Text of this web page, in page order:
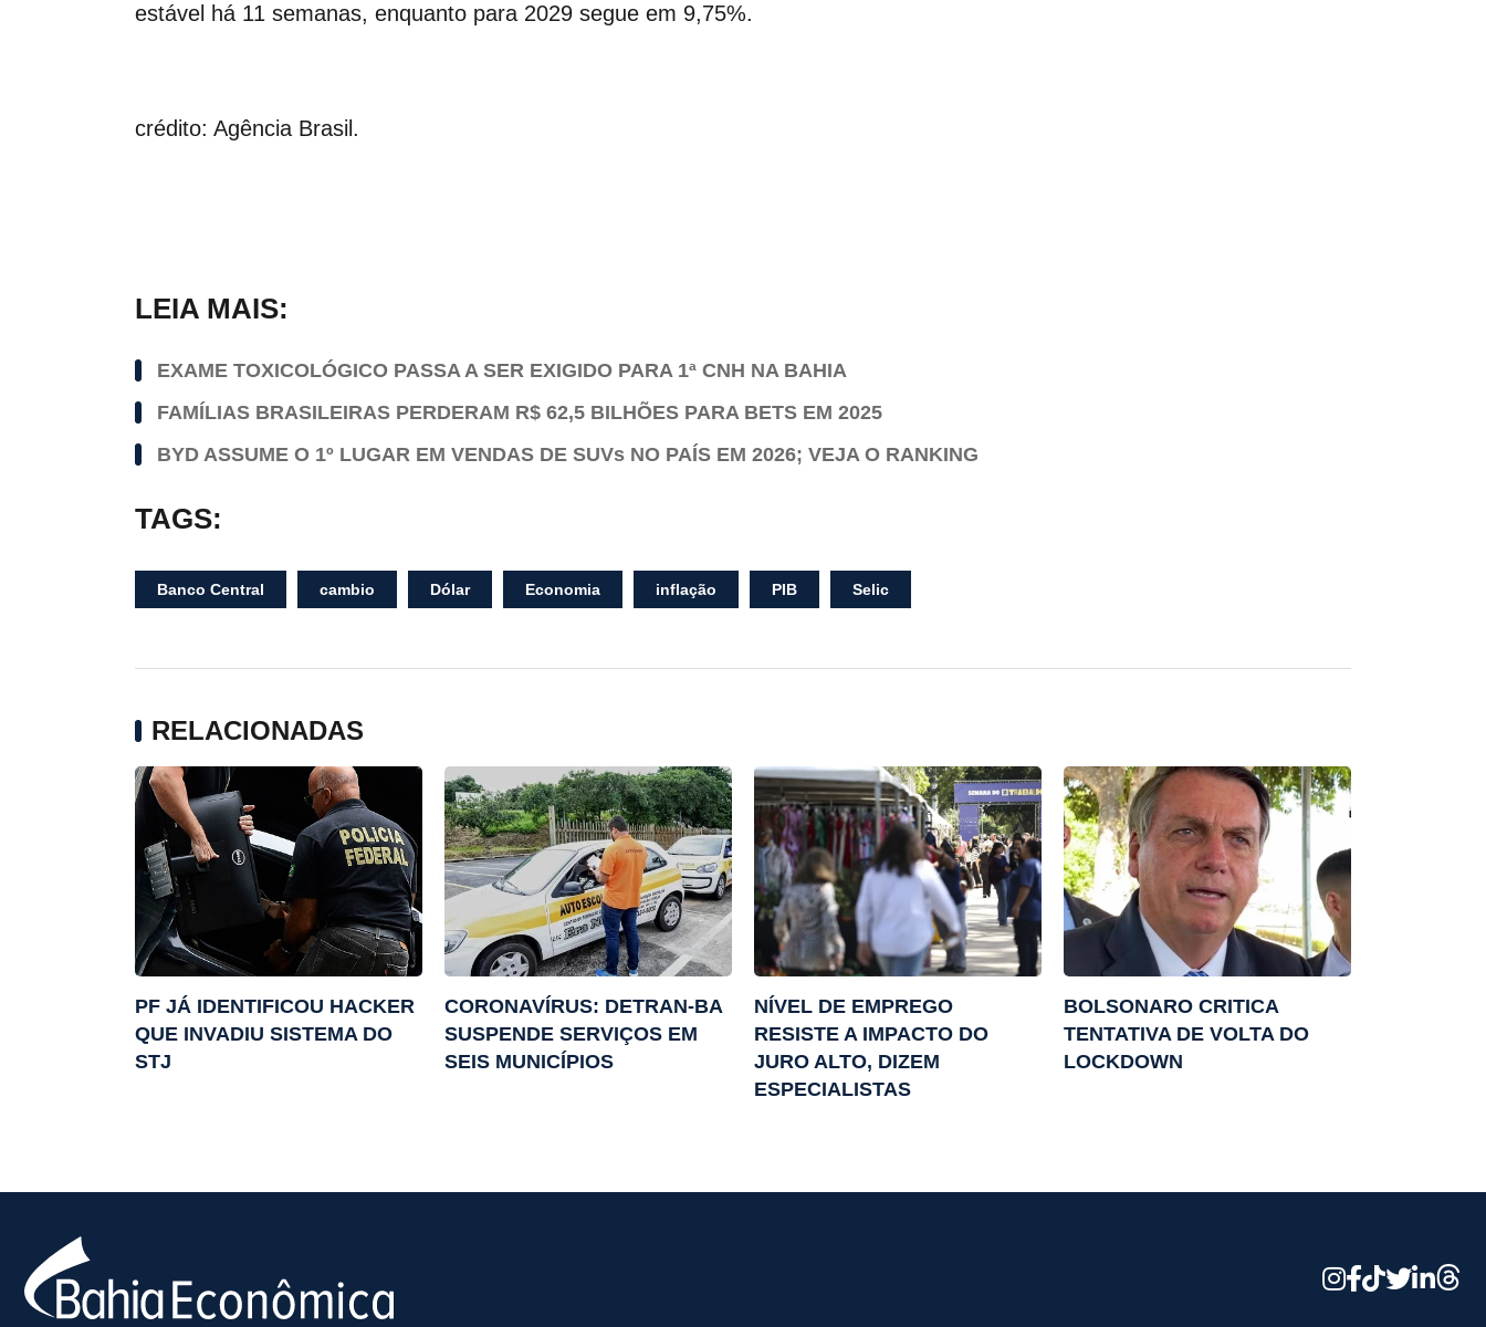
estável há 11 semanas, enquanto para 2029 segue em 9,75%.
crédito: Agência Brasil.
LEIA MAIS:
EXAME TOXICOLÓGICO PASSA A SER EXIGIDO PARA 1ª CNH NA BAHIA
FAMÍLIAS BRASILEIRAS PERDERAM R$ 62,5 BILHÕES PARA BETS EM 2025
BYD ASSUME O 1º LUGAR EM VENDAS DE SUVs NO PAÍS EM 2026; VEJA O RANKING
TAGS:
Banco Central cambio Dólar Economia inflação PIB Selic
RELACIONADAS
PF JÁ IDENTIFICOU HACKER
QUE INVADIU SISTEMA DO
STJ
CORONAVÍRUS: DETRAN-BA
SUSPENDE SERVIÇOS EM
SEIS MUNICÍPIOS
NÍVEL DE EMPREGO
RESISTE A IMPACTO DO
JURO ALTO, DIZEM
ESPECIALISTAS
BOLSONARO CRITICA
TENTATIVA DE VOLTA DO
LOCKDOWN